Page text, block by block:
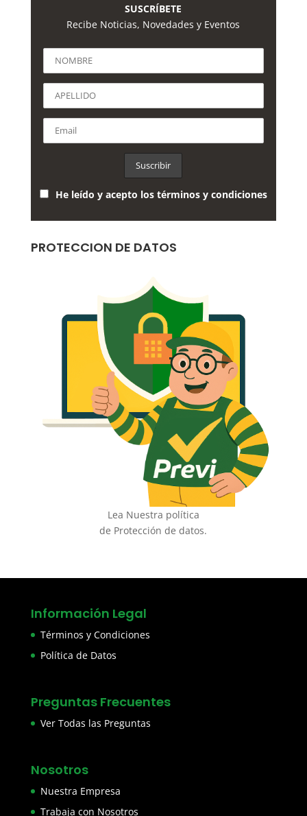
SUSCRÍBETE
Recibe Noticias, Novedades y Eventos
He leído y acepto los términos y condiciones
PROTECCION DE DATOS
Lea Nuestra política
de Protección de datos.
Información Legal
Términos y Condiciones
Política de Datos
Preguntas Frecuentes
Ver Todas las Preguntas
Nosotros
Nuestra Empresa
Trabaja con Nosotros